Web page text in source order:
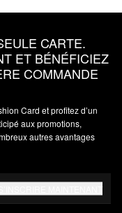
CARTE.
ET BÉNÉFICIEZ
COMMANDE
Card et profitez d’un
aux promotions,
autres avantages